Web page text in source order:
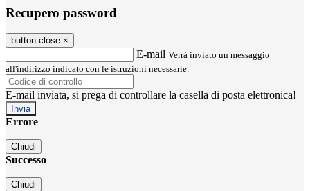
Recupero password
button close ×
E-mail Verrà inviato un messaggio
all'indirizzo indicato con le istruzioni necessarie.
E-mail inviata, si prega di controllare la casella di posta elettronica!
Errore
Chiudi
Successo
Chiudi